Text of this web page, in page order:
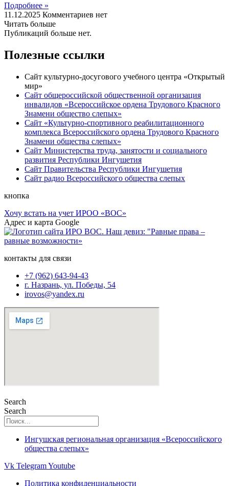
Подробнее »
11.12.2025 Комментариев нет
Читать больше
Публикаций больше нет.
Полезные ссылки
Сайт культурно-досугового учебного центра «Открытый
мир»
Сайт общероссийской общественной организация
инвалидов «Всероссийское ордена Трудового Красного
Знамени общество слепых»
Сайт «Культурно-спортивного реабилитационного
комплекса Всероссийского ордена Трудового Красного
Знамени общества слепых»
Сайт Министерства труда, занятости и социального
развития Республики Ингушетия
Сайт Правительства Республики Ингушетия
Сайт радио Всероссийского общества слепых
кнопка
Хочу встать на учет ИРОО «ВОС»
Адрес и карта Google
контакты для связи
+7 (962) 643-94-43
г. Назрань, ул. Победы, 54
irovos@yandex.ru
Search
Search
Ингушская региональная организация «Всероссийского
общества слепых»
Vk TelegramYoutube
Политика конфиденциальности